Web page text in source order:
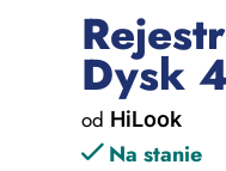
Dysk
od HiLook
Na stanie